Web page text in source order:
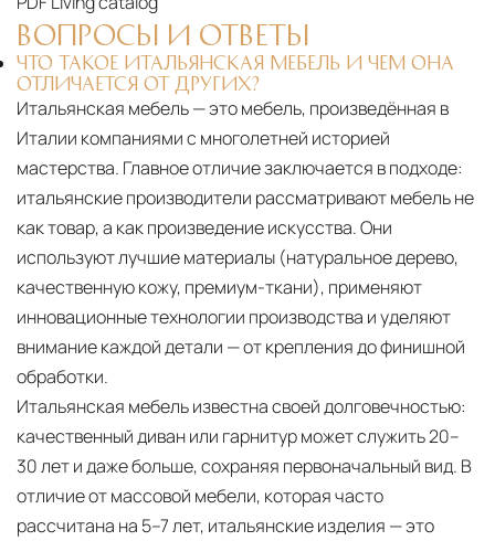
ВОПРОСЫ И ОТВЕТЫ
ЧТО ТАКОЕ ИТАЛЬЯНСКАЯ МЕБЕЛЬ И ЧЕМ ОНА
ОТЛИЧАЕТСЯ ОТ ДРУГИХ?
Итальянская мебель — это мебель, произведённая в
Италии компаниями с многолетней историей
мастерства. Главное отличие заключается в подходе:
итальянские производители рассматривают мебель не
как товар, а как произведение искусства. Они
используют лучшие материалы (натуральное дерево,
качественную кожу, премиум-ткани), применяют
инновационные технологии производства и уделяют
внимание каждой детали — от крепления до финишной
обработки.
Итальянская мебель известна своей долговечностью:
качественный диван или гарнитур может служить 20–
30 лет и даже больше, сохраняя первоначальный вид. В
отличие от массовой мебели, которая часто
рассчитана на 5–7 лет, итальянские изделия — это